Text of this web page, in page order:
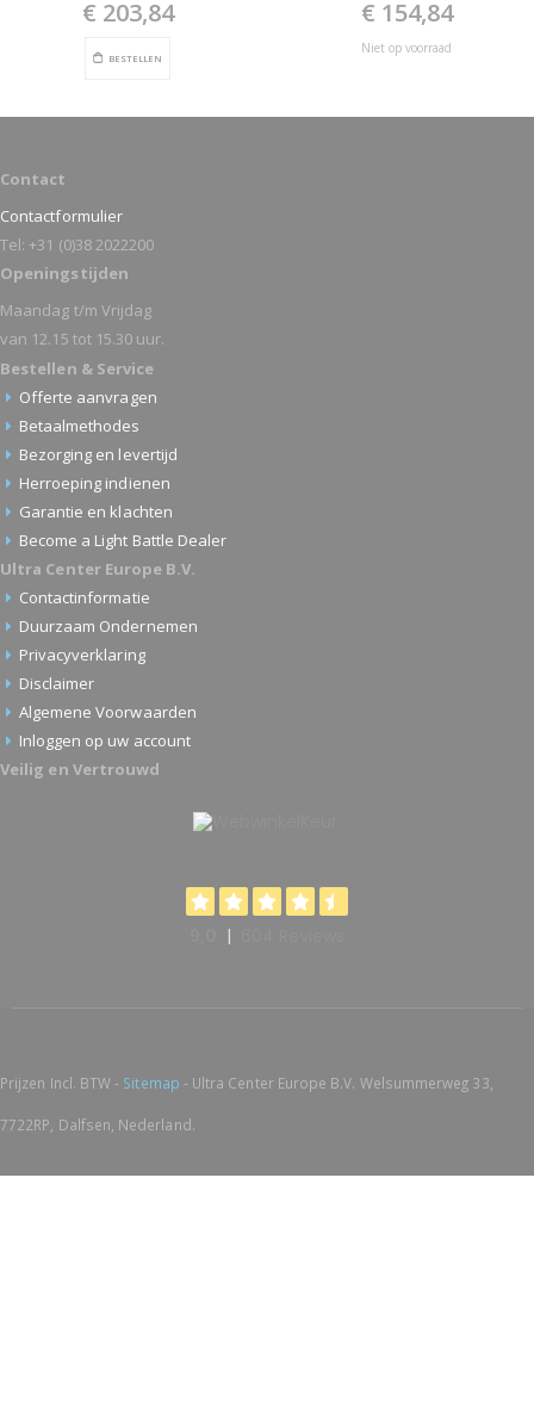
€ 203,84
BESTELLEN
€ 154,84
Niet op voorraad
Contact
Contactformulier
Tel: +31 (0)38 2022200
Openingstijden
Maandag t/m Vrijdag
van 12.15 tot 15.30 uur.
Bestellen & Service
Offerte aanvragen
Betaalmethodes
Bezorging en levertijd
Herroeping indienen
Garantie en klachten
Become a Light Battle Dealer
Ultra Center Europe B.V.
Contactinformatie
Duurzaam Ondernemen
Privacyverklaring
Disclaimer
Algemene Voorwaarden
Inloggen op uw account
Veilig en Vertrouwd
Prijzen Incl. BTW - Sitemap - Ultra Center Europe B.V. Welsummerweg 33,
7722RP, Dalfsen, Nederland.